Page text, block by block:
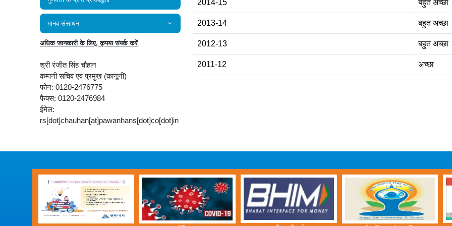
मानव संसाधन
अधिक जानकारी के लिए, कृपया संपर्क करें
श्री रंजीत सिंह चौहान
कम्‍पनी सचिव एवं प्रमुख (कानूनी)
फोन: 0120-2476775
फैक्स: 0120-2476984
ईमेल:
rs[dot]chauhan[at]pawanhans[dot]co[dot]in
2014-15 बहुत अच्‍छा
2013-14 बहुत अच्‍छा
2012-13 बहुत अच्‍छा
2011-12 अच्‍छा
‹